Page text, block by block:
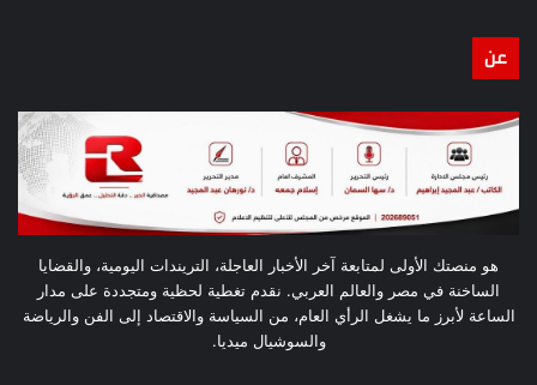
عن
هو منصتك الأولى لمتابعة آخر الأخبار العاجلة، التريندات اليومية، والقضايا
الساخنة في مصر والعالم العربي. نقدم تغطية لحظية ومتجددة على مدار
الساعة لأبرز ما يشغل الرأي العام، من السياسة والاقتصاد إلى الفن والرياضة
والسوشيال ميديا.